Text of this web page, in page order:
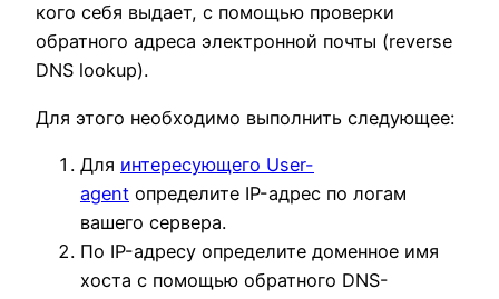
кого себя выдает, с помощью проверки
обратного адреса электронной почты (reverse
DNS lookup).
Для этого необходимо выполнить следующее:
Для интересующего User-
agent определите IP-адрес по логам
вашего сервера.
По IP-адресу определите доменное имя
хоста с помощью обратного DNS-